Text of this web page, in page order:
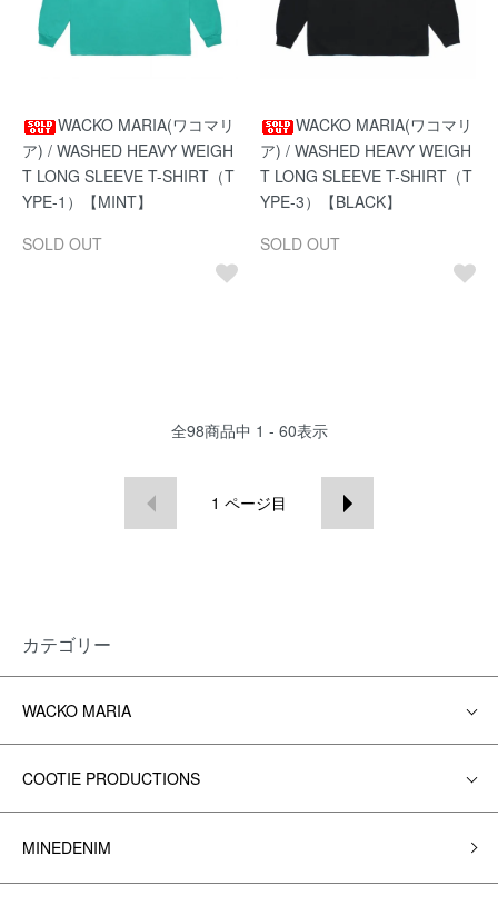
WACKO MARIA(ワコマリ
ア) / WASHED HEAVY WEIGH
T LONG SLEEVE T-SHIRT（T
YPE-1）【MINT】
SOLD OUT
WACKO MARIA(ワコマリ
ア) / WASHED HEAVY WEIGH
T LONG SLEEVE T-SHIRT（T
YPE-3）【BLACK】
SOLD OUT
全98商品中 1 - 60表示
1 ページ目
カテゴリー
WACKO MARIA
COOTIE PRODUCTIONS
MINEDENIM